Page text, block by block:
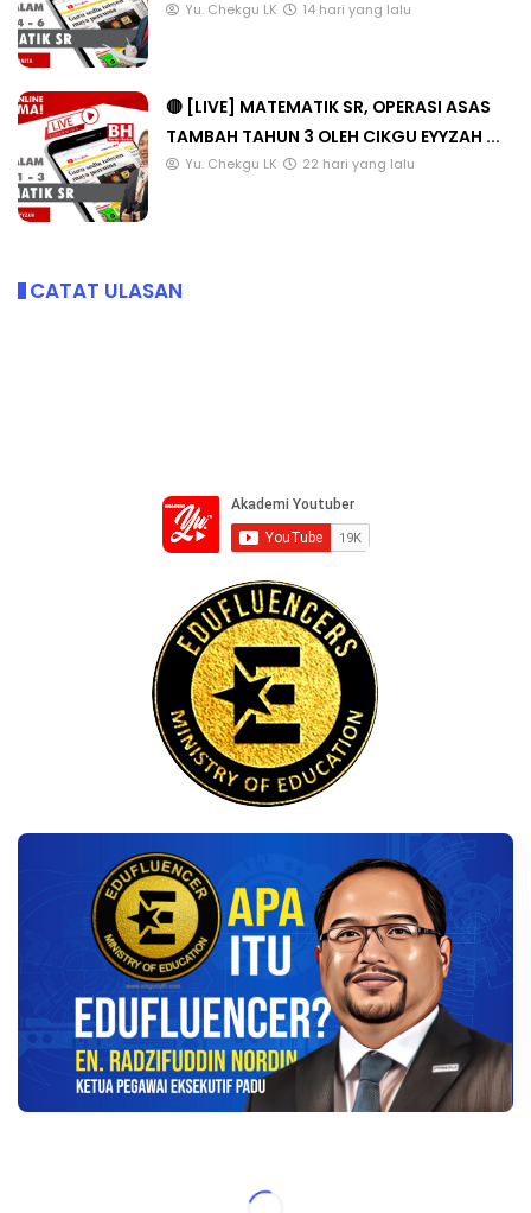
Yu. Chekgu LK 14 hari yang lalu
🔴 [LIVE] MATEMATIK SR, OPERASI ASAS
TAMBAH TAHUN 3 OLEH CIKGU EYYZAH ...
Yu. Chekgu LK 22 hari yang lalu
CATAT ULASAN